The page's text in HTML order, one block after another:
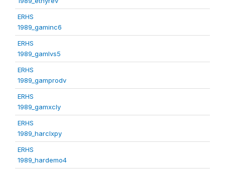
ERHS
1989_gaminc6
ERHS
1989_gamlvs5
ERHS
1989_gamprodv
ERHS
1989_gamxcly
ERHS
1989_harclxpy
ERHS
1989_hardemo4